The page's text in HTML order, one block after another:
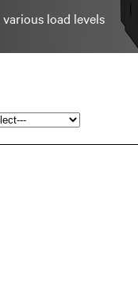
load levels